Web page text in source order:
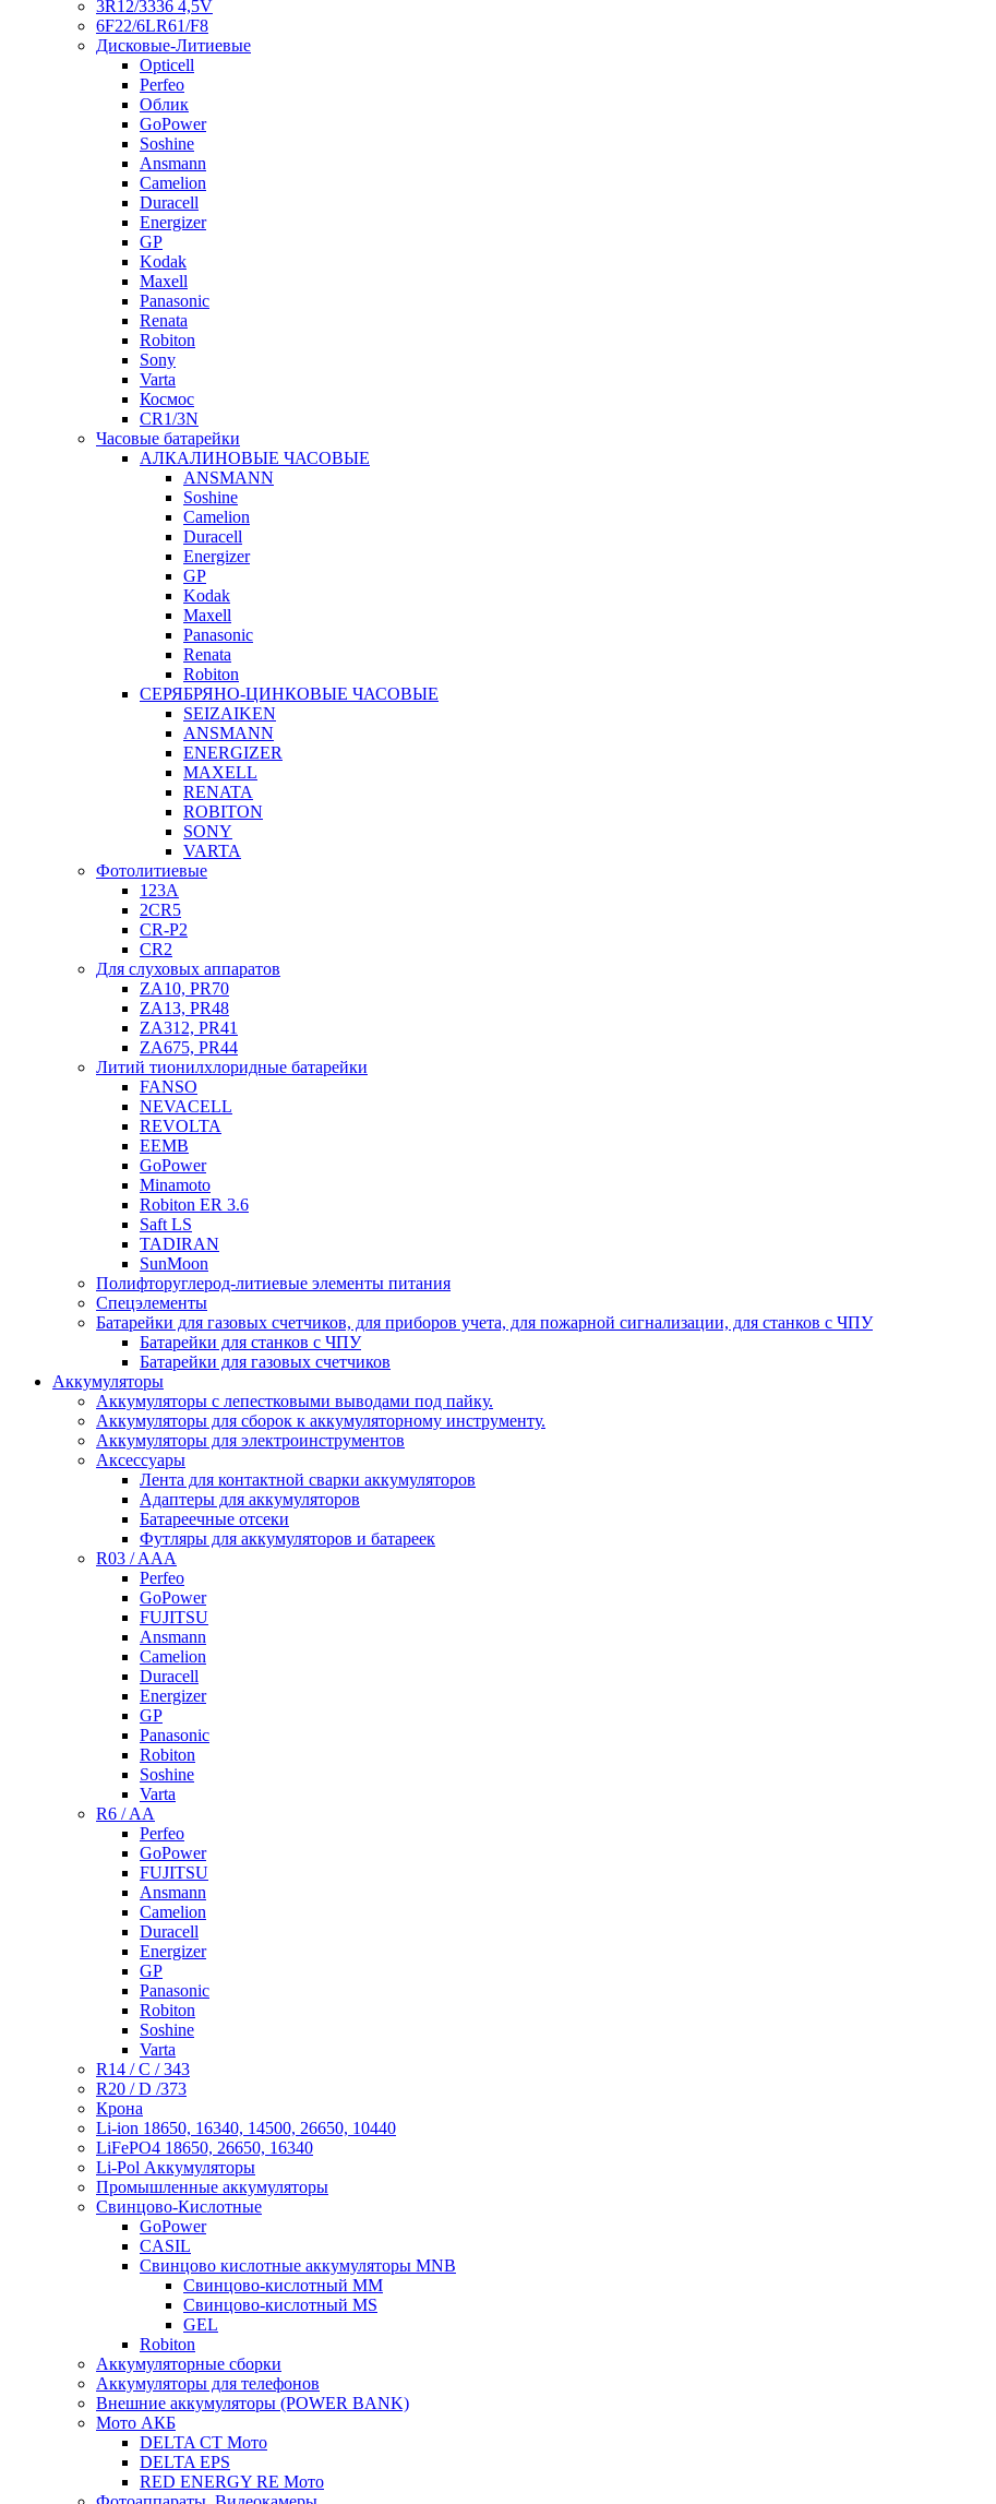
3R12/3336 4,5V
6F22/6LR61/F8
Дисковые-Литиевые
Opticell
Perfeo
Облик
GoPower
Soshine
Ansmann
Camelion
Duracell
Energizer
GP
Kodak
Maxell
Panasonic
Renata
Robiton
Sony
Varta
Космос
CR1/3N
Часовые батарейки
АЛКАЛИНОВЫЕ ЧАСОВЫЕ
ANSMANN
Soshine
Camelion
Duracell
Energizer
GP
Kodak
Maxell
Panasonic
Renata
Robiton
СЕРЯБРЯНО-ЦИНКОВЫЕ ЧАСОВЫЕ
SEIZAIKEN
ANSMANN
ENERGIZER
MAXELL
RENATA
ROBITON
SONY
VARTA
Фотолитиевые
123A
2CR5
CR-P2
CR2
Для слуховых аппаратов
ZA10, PR70
ZA13, PR48
ZA312, PR41
ZA675, PR44
Литий тионилхлоридные батарейки
FANSO
NEVACELL
REVOLTA
EEMB
GoPower
Minamoto
Robiton ER 3.6
Saft LS
TADIRAN
SunMoon
Полифторуглерод-литиевые элементы питания
Спецэлементы
Батарейки для газовых счетчиков, для приборов учета, для пожарной сигнализации, для станков с ЧПУ
Батарейки для станков с ЧПУ
Батарейки для газовых счетчиков
Аккумуляторы
Аккумуляторы с лепестковыми выводами под пайку.
Аккумуляторы для сборок к аккумуляторному инструменту.
Аккумуляторы для электроинструментов
Аксессуары
Лента для контактной сварки аккумуляторов
Адаптеры для аккумуляторов
Батареечные отсеки
Футляры для аккумуляторов и батареек
R03 / AAA
Perfeo
GoPower
FUJITSU
Ansmann
Camelion
Duracell
Energizer
GP
Panasonic
Robiton
Soshine
Varta
R6 / AA
Perfeo
GoPower
FUJITSU
Ansmann
Camelion
Duracell
Energizer
GP
Panasonic
Robiton
Soshine
Varta
R14 / C / 343
R20 / D /373
Крона
Li-ion 18650, 16340, 14500, 26650, 10440
LiFePO4 18650, 26650, 16340
Li-Pol Аккумуляторы
Промышленные аккумуляторы
Свинцово-Кислотные
GoPower
CASIL
Свинцово кислотные аккумуляторы MNB
Cвинцово-кислотный MM
Cвинцово-кислотный MS
GEL
Robiton
Аккумуляторные сборки
Аккумуляторы для телефонов
Внешние аккумуляторы (POWER BANK)
Мото АКБ
DELTA CT Мото
DELTA EPS
RED ENERGY RE Мото